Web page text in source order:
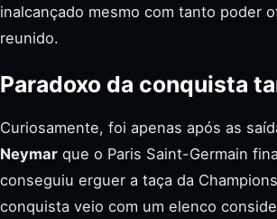
inalcançado mesmo com tanto poder
reunido.
Paradoxo da conquista
Curiosamente, foi apenas após as
Neymar que o Paris Saint-Germain
conseguiu erguer a taça da
conquista veio com um elenco